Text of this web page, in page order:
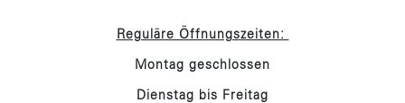
Reguläre Öffnungszeiten:
Montag geschlossen
Dienstag bis Freitag